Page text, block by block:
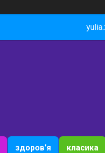
здоров'я класика